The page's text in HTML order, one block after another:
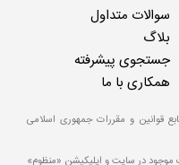
سوالات متداول
بلاگ
جستجوی پیشرفته
همکاری با ما
قوانین و مقررات جمهوری اسلامی
موجود در سایت و اپلیکیشن «منظوم»